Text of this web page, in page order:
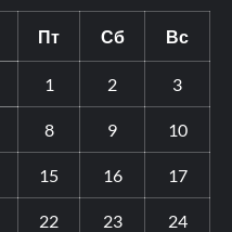
Пт Сб Вс
1 2 3
8 9 10
15 16 17
22 23 24